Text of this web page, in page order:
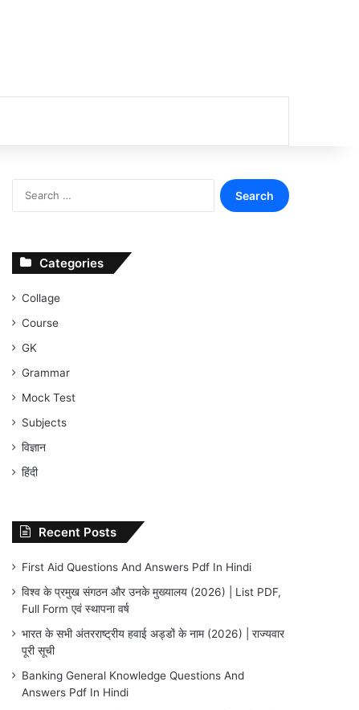
Search
for:
Categories
Collage
Course
GK
Grammar
Mock Test
Subjects
विज्ञान
हिंदी
Recent Posts
First Aid Questions And Answers Pdf In Hindi
विश्व के प्रमुख संगठन और उनके मुख्यालय (2026) | List PDF,
Full Form एवं स्थापना वर्ष
भारत के सभी अंतरराष्ट्रीय हवाई अड्डों के नाम (2026) | राज्यवार
पूरी सूची
Banking General Knowledge Questions And
Answers Pdf In Hindi